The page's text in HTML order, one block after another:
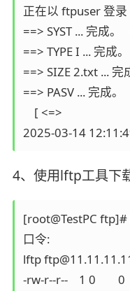
正在以 ftpuser 登录
==> SYST ... 完成。
==> TYPE I ... 完成
==> SIZE 2.txt ... 完
==> PASV ... 完成。
[ <=>
4、使用lftp工具下
[root@TestPC
口令:
lftp
-rw-r--r--    1 0